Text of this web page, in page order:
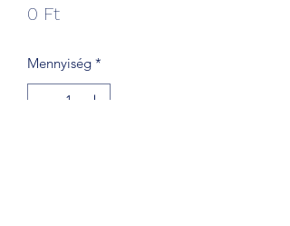
0 FtÁr
Mennyiség *